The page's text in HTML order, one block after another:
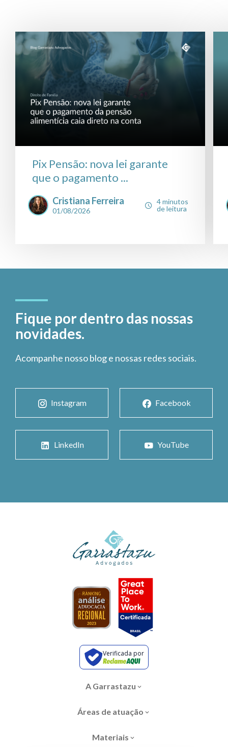
Pix Pensão: nova lei garante
que o pagamento ...
Cristiana Ferreira
01/08/2026
4 minutos
de leitura
Fique por dentro das nossas
novidades.
Acompanhe nosso blog e nossas redes sociais.
Instagram Facebook
LinkedIn YouTube
Verificada por
A Garrastazu
Áreas de atuação
Materiais